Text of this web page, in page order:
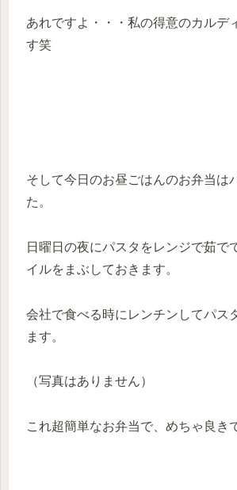
あれですよ・・・私の得意のカルデ
す笑
そして今日のお昼ごはんのお弁当は
た。
日曜日の夜にパスタをレンジで茹で
イルをまぶしておきます。
会社で食べる時にレンチンしてパス
ます。
（写真はありません）
これ超簡単なお弁当で、めちゃ良き